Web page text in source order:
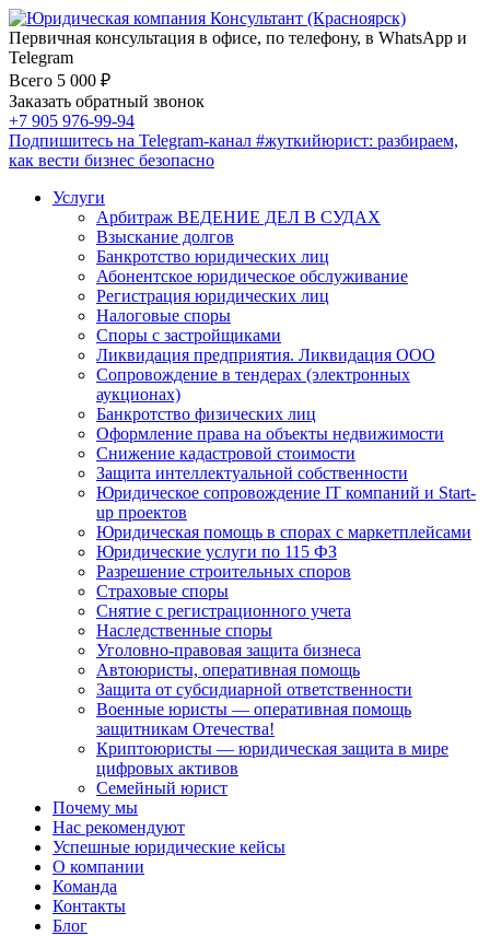
Первичная консультация в офисе, по телефону, в WhatsApp и
Telegram
Всего 5 000 ₽
Заказать обратный звонок
+7 905 976-99-94
Подпишитесь на Telegram-канал #жуткийюрист: разбираем,
как вести бизнес безопасно
Услуги
Арбитраж ВЕДЕНИЕ ДЕЛ В СУДАХ
Взыскание долгов
Банкротство юридических лиц
Абонентское юридическое обслуживание
Регистрация юридических лиц
Налоговые споры
Споры с застройщиками
Ликвидация предприятия. Ликвидация ООО
Сопровождение в тендерах (электронных
аукционах)
Банкротство физических лиц
Оформление права на объекты недвижимости
Снижение кадастровой стоимости
Защита интеллектуальной собственности
Юридическое сопровождение IT компаний и Start-
up проектов
Юридическая помощь в спорах с маркетплейсами
Юридические услуги по 115 ФЗ
Разрешение строительных споров
Страховые споры
Снятие с регистрационного учета
Наследственные споры
Уголовно-правовая защита бизнеса
Автоюристы, оперативная помощь
Защита от субсидиарной ответственности
Военные юристы — оперативная помощь
защитникам Отечества!
Криптоюристы — юридическая защита в мире
цифровых активов
Семейный юрист
Почему мы
Нас рекомендуют
Успешные юридические кейсы
О компании
Команда
Контакты
Блог